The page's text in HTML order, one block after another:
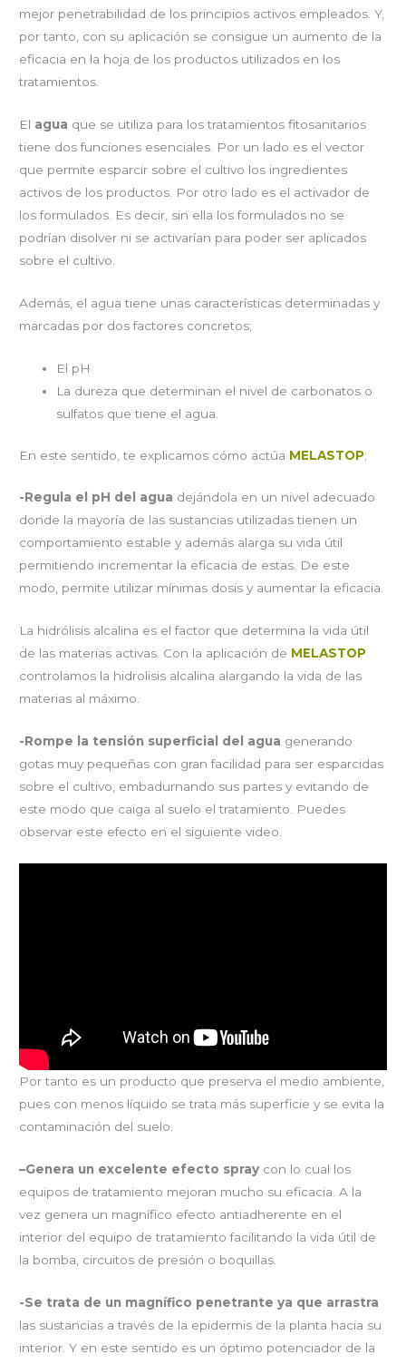
mejor penetrabilidad de los principios activos empleados. Y,
por tanto, con su aplicación se consigue un aumento de la
eficacia en la hoja de los productos utilizados en los
tratamientos.
El agua que se utiliza para los tratamientos fitosanitarios
tiene dos funciones esenciales. Por un lado es el vector
que permite esparcir sobre el cultivo los ingredientes
activos de los productos. Por otro lado es el activador de
los formulados. Es decir, sin ella los formulados no se
podrían disolver ni se activarían para poder ser aplicados
sobre el cultivo.
Además, el agua tiene unas características determinadas y
marcadas por dos factores concretos;
El pH
La dureza que determinan el nivel de carbonatos o
sulfatos que tiene el agua.
En este sentido, te explicamos cómo actúa MELASTOP;
-Regula el pH del agua dejándola en un nivel adecuado
donde la mayoría de las sustancias utilizadas tienen un
comportamiento estable y además alarga su vida útil
permitiendo incrementar la eficacia de estas. De este
modo, permite utilizar mínimas dosis y aumentar la eficacia.
La hidrólisis alcalina es el factor que determina la vida útil
de las materias activas. Con la aplicación de MELASTOP
controlamos la hidrolisis alcalina alargando la vida de las
materias al máximo.
-Rompe la tensión superficial del agua generando
gotas muy pequeñas con gran facilidad para ser esparcidas
sobre el cultivo, embadurnando sus partes y evitando de
este modo que caiga al suelo el tratamiento. Puedes
observar este efecto en el siguiente video.
Por tanto es un producto que preserva el medio ambiente,
pues con menos líquido se trata más superficie y se evita la
contaminación del suelo.
–Genera un excelente efecto spray con lo cual los
equipos de tratamiento mejoran mucho su eficacia. A la
vez genera un magnífico efecto antiadherente en el
interior del equipo de tratamiento facilitando la vida útil de
la bomba, circuitos de presión o boquillas.
-Se trata de un magnífico penetrante ya que arrastra
las sustancias a través de la epidermis de la planta hacia su
interior. Y en este sentido es un óptimo potenciador de la